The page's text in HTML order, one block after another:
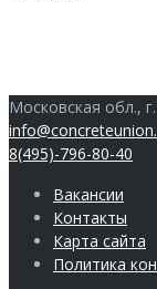
Московская обл.,
8(495)-796-80-40
Вакансии
Контакты
Карта сайта
Политика